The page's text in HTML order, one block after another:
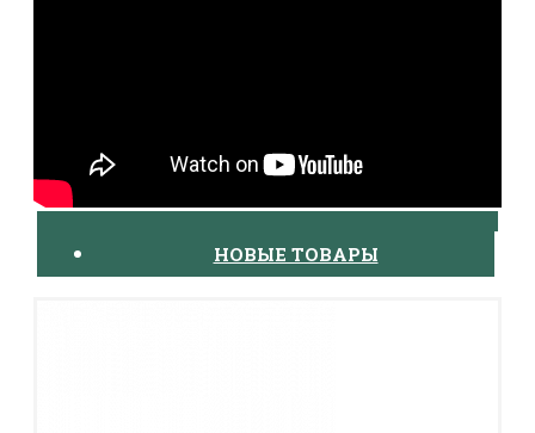
НОВЫЕ ТОВАРЫ